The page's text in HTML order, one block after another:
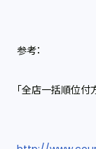
参考：
「全店一括順位付